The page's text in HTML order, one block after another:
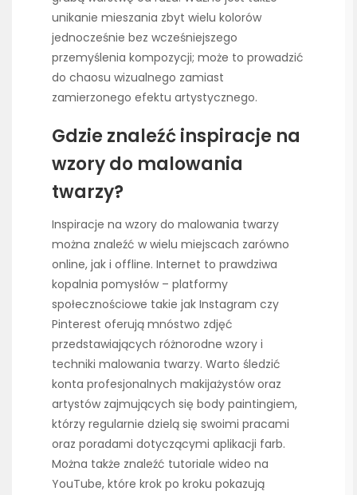
unikanie mieszania zbyt wielu kolorów
jednocześnie bez wcześniejszego
przemyślenia kompozycji; może to prowadzić
do chaosu wizualnego zamiast
zamierzonego efektu artystycznego.
Gdzie znaleźć inspiracje na
wzory do malowania
twarzy?
Inspiracje na wzory do malowania twarzy
można znaleźć w wielu miejscach zarówno
online, jak i offline. Internet to prawdziwa
kopalnia pomysłów – platformy
społecznościowe takie jak Instagram czy
Pinterest oferują mnóstwo zdjęć
przedstawiających różnorodne wzory i
techniki malowania twarzy. Warto śledzić
konta profesjonalnych makijażystów oraz
artystów zajmujących się body paintingiem,
którzy regularnie dzielą się swoimi pracami
oraz poradami dotyczącymi aplikacji farb.
Można także znaleźć tutoriale wideo na
YouTube, które krok po kroku pokazują